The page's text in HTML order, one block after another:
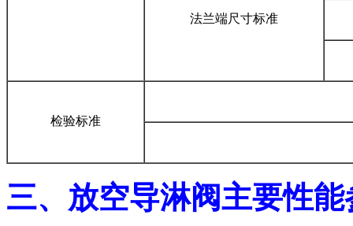
法兰端尺寸标准
检验标准
三、放空导淋阀主要性能